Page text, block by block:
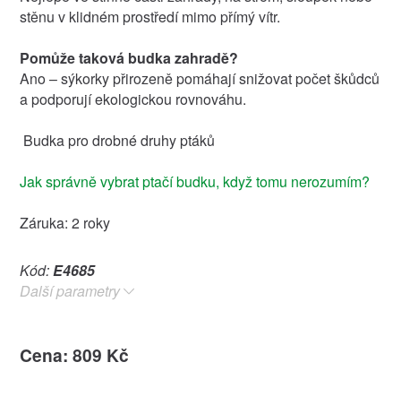
stěnu v klidném prostředí mimo přímý vítr.
Pomůže taková budka zahradě?
Ano – sýkorky přirozeně pomáhají snižovat počet škůdců
a podporují ekologickou rovnováhu.
Budka pro drobné druhy ptáků
Jak správně vybrat ptačí budku, když tomu nerozumím?
Záruka: 2 roky
Kód:E4685
Další parametry
Cena: 809 Kč